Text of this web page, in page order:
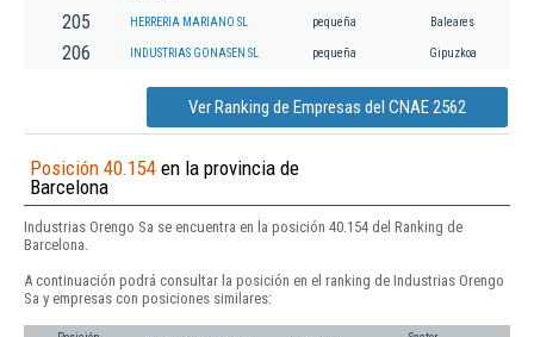
205 HERRERIA MARIANO SL pequeña Baleares
206 INDUSTRIAS GONASEN SL pequeña Gipuzkoa
Ver Ranking de Empresas del CNAE 2562
Posición 40.154 en la provincia de
Barcelona
Industrias Orengo Sa se encuentra en la posición 40.154 del Ranking de
Barcelona.
A continuación podrá consultar la posición en el ranking de Industrias Orengo
Sa y empresas con posiciones similares: